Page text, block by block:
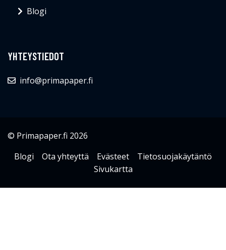
Blogi
YHTEYSTIEDOT
info@primapaper.fi
© Primapaper.fi 2026
Blogi
Ota yhteyttä Evästeet
Tietosuojakäytäntö
Sivukartta